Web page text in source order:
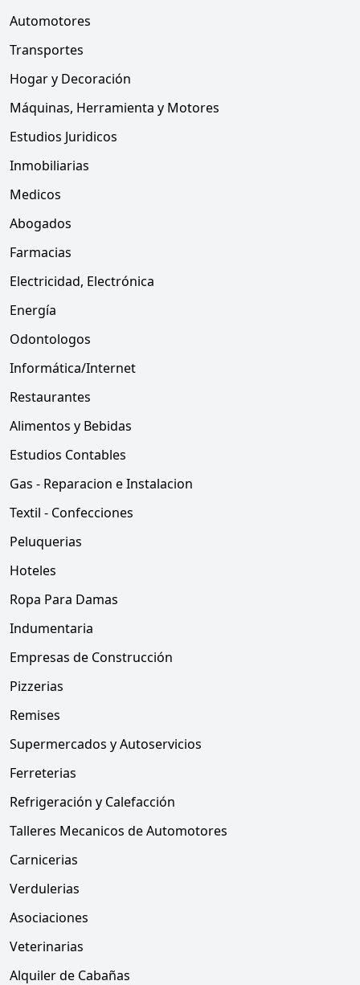
Automotores
Transportes
Hogar y Decoración
Máquinas, Herramienta y Motores
Estudios Juridicos
Inmobiliarias
Medicos
Abogados
Farmacias
Electricidad, Electrónica
Energía
Odontologos
Informática/Internet
Restaurantes
Alimentos y Bebidas
Estudios Contables
Gas - Reparacion e Instalacion
Textil - Confecciones
Peluquerias
Hoteles
Ropa Para Damas
Indumentaria
Empresas de Construcción
Pizzerias
Remises
Supermercados y Autoservicios
Ferreterias
Refrigeración y Calefacción
Talleres Mecanicos de Automotores
Carnicerias
Verdulerias
Asociaciones
Veterinarias
Alquiler de Cabañas